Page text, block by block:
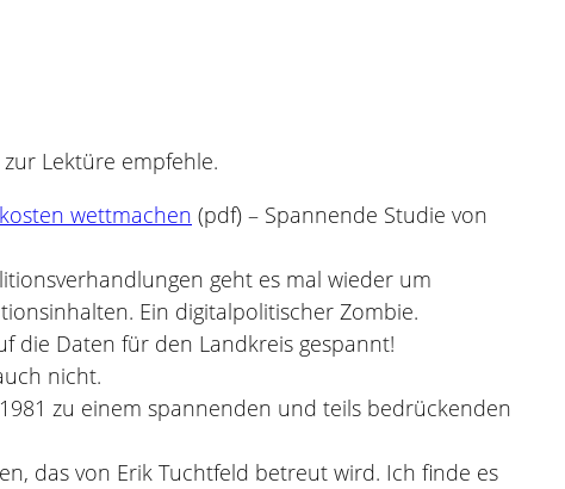
Lektüre empfehle.
wettmachen (pdf) – Spannende Studie von
geht es mal wieder um
Ein digitalpolitischer Zombie.
die Daten für den Landkreis gespannt!
nicht.
zu einem spannenden und teils bedrückenden
das von Erik Tuchtfeld betreut wird. Ich finde es